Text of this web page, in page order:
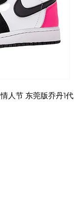
人节 东莞版乔丹1代